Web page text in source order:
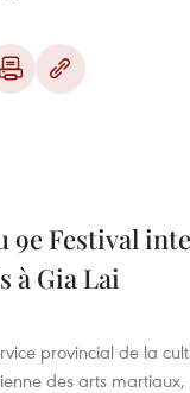
9e Festival
à Gia Lai
provincial de la
des arts